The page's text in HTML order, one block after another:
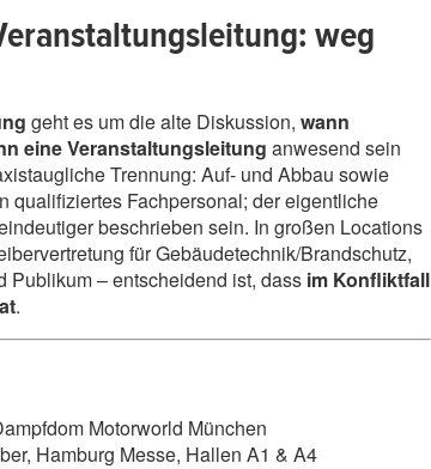
weg
geht es um die alte Diskussion, wann
eine Veranstaltungsleitung anwesend sein
Trennung: Auf- und Abbau sowie
qualifiziertes Fachpersonal; der eigentliche
beschrieben sein. In großen Locations
für Gebäudetechnik/Brandschutz,
Publikum – entscheidend ist, dass im Konfliktfall
.
Motorworld München
Hamburg Messe, Hallen A1 & A4